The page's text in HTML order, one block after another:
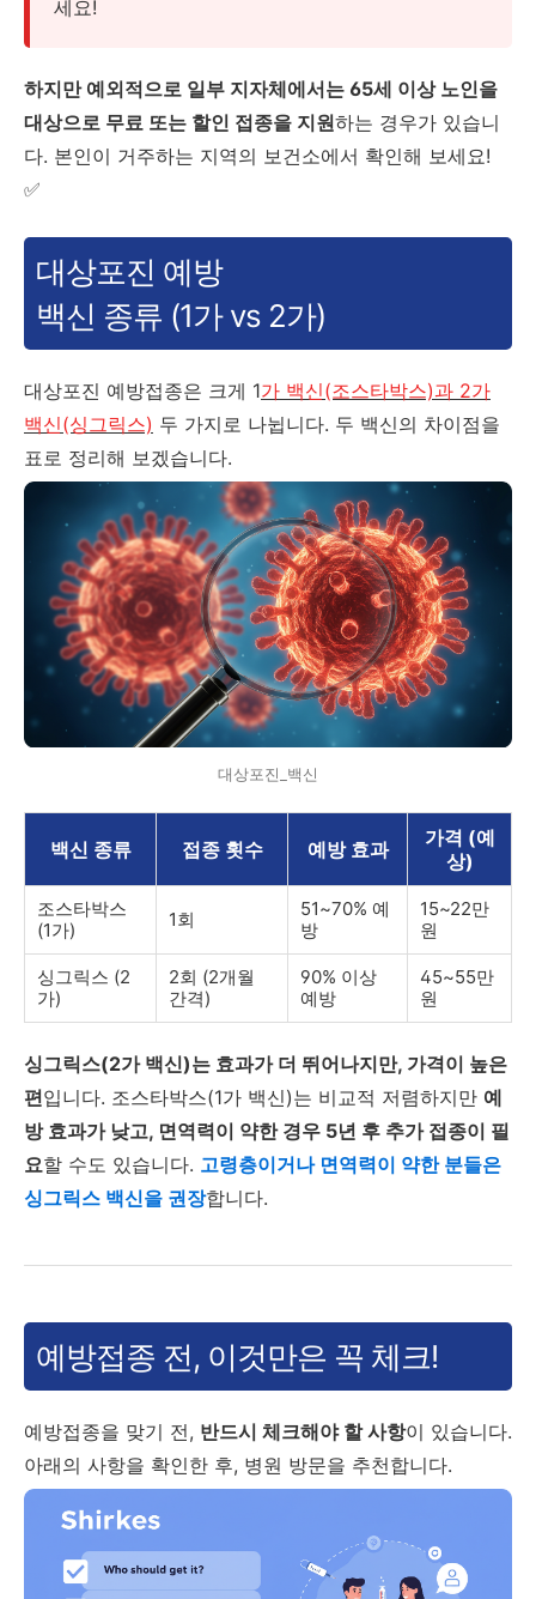
세요!
하지만 예외적으로 일부 지자체에서는 65세 이상 노인을
대상으로 무료 또는 할인 접종을 지원하는 경우가 있습니
다. 본인이 거주하는 지역의 보건소에서 확인해 보세요!
✅
대상포진 예방
백신 종류 (1가 vs 2가)
대상포진 예방접종은 크게 1가 백신(조스타박스)과 2가
백신(싱그릭스) 두 가지로 나뉩니다. 두 백신의 차이점을
표로 정리해 보겠습니다.
대상포진_백신
백신 종류 접종 횟수 예방 효과
가격 (예
상)
조스타박스
(1가)
1회
51~70% 예
방
15~22만
원
싱그릭스 (2
가)
2회 (2개월
간격)
90% 이상
예방
45~55만
원
싱그릭스(2가 백신)는 효과가 더 뛰어나지만, 가격이 높은
편입니다. 조스타박스(1가 백신)는 비교적 저렴하지만 예
방 효과가 낮고, 면역력이 약한 경우 5년 후 추가 접종이 필
요할 수도 있습니다. 고령층이거나 면역력이 약한 분들은
싱그릭스 백신을 권장합니다.
예방접종 전, 이것만은 꼭 체크!
예방접종을 맞기 전, 반드시 체크해야 할 사항이 있습니다.
아래의 사항을 확인한 후, 병원 방문을 추천합니다.